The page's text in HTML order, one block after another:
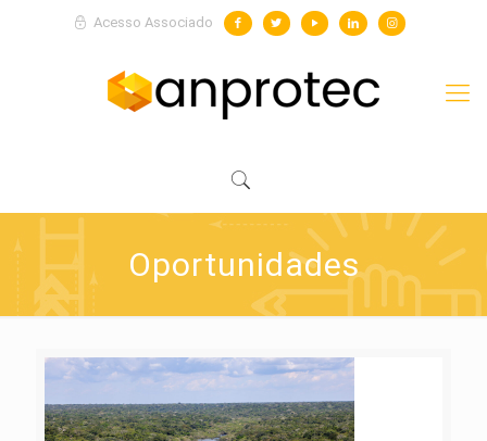
Acesso Associado
Oportunidades